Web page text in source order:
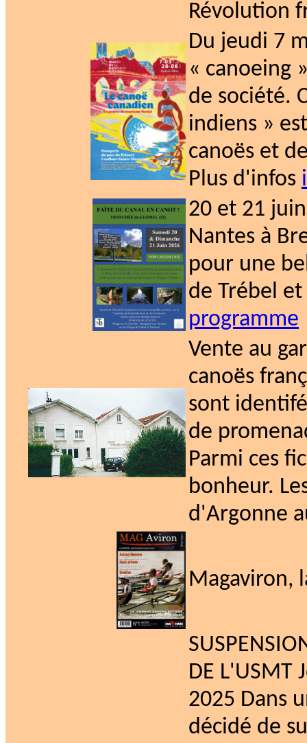
Révolution
Du jeudi 7
« canoeing
de société.
indiens »
canoës et
Plus d'infos
20 et 21
Nantes à
pour une
de Trébel
programme
Vente au
canoës
sont
de
Parmi ces
bonheur.
d'Argonne
Magaviron,
DE L'USMT
2025 Dans
décidé de